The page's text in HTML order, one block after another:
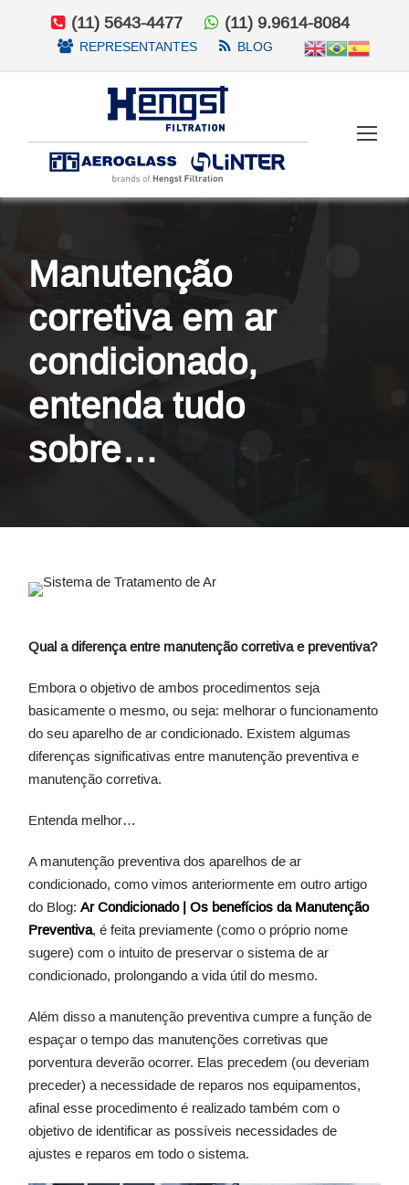
(11) 5643-4477 (11) 9.9614-8084
REPRESENTANTES BLOG
Manutenção
corretiva em ar
condicionado,
entenda tudo
sobre…
Qual a diferença entre manutenção corretiva e preventiva?
Embora o objetivo de ambos procedimentos seja
basicamente o mesmo, ou seja: melhorar o funcionamento
do seu aparelho de ar condicionado. Existem algumas
diferenças significativas entre manutenção preventiva e
manutenção corretiva.
Entenda melhor…
A manutenção preventiva dos aparelhos de ar
condicionado, como vimos anteriormente em outro artigo
do Blog: Ar Condicionado | Os benefícios da Manutenção
Preventiva, é feita previamente (como o próprio nome
sugere) com o intuito de preservar o sistema de ar
condicionado, prolongando a vida útil do mesmo.
Além disso a manutenção preventiva cumpre a função de
espaçar o tempo das manutenções corretivas que
porventura deverão ocorrer. Elas precedem (ou deveriam
preceder) a necessidade de reparos nos equipamentos,
afinal esse procedimento é realizado também com o
objetivo de identificar as possíveis necessidades de
ajustes e reparos em todo o sistema.